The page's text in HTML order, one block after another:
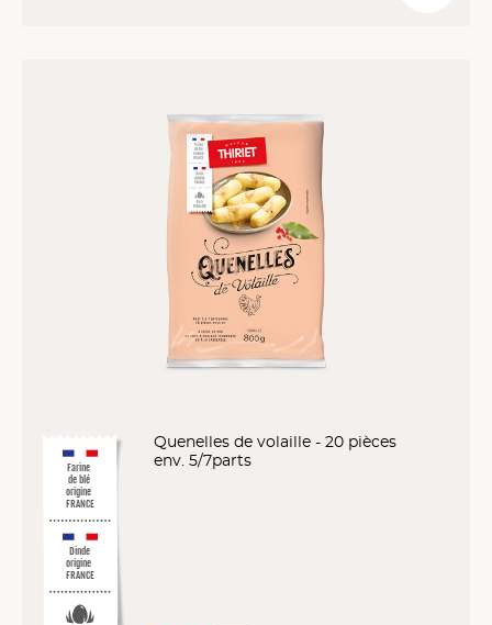
Farine
de blé
origine
FRANCE
Dinde
origine
FRANCE
Quenelles de volaille - 20 pièces
env. 5/7parts